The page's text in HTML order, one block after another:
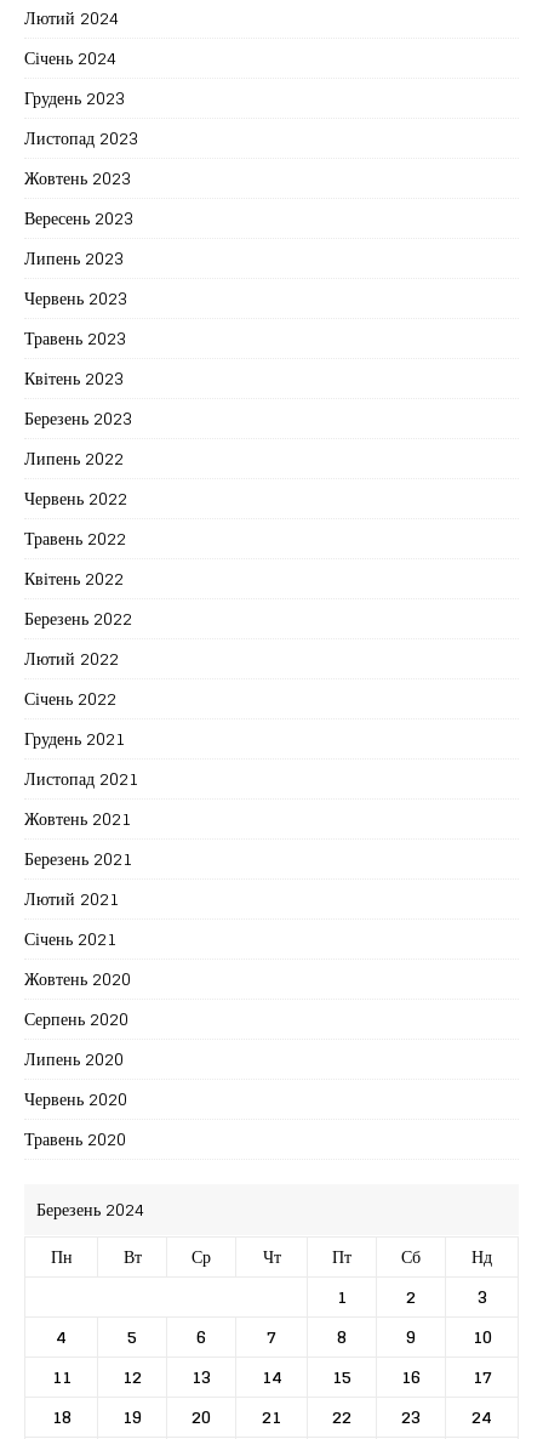
Лютий 2024
Січень 2024
Грудень 2023
Листопад 2023
Жовтень 2023
Вересень 2023
Липень 2023
Червень 2023
Травень 2023
Квітень 2023
Березень 2023
Липень 2022
Червень 2022
Травень 2022
Квітень 2022
Березень 2022
Лютий 2022
Січень 2022
Грудень 2021
Листопад 2021
Жовтень 2021
Березень 2021
Лютий 2021
Січень 2021
Жовтень 2020
Серпень 2020
Липень 2020
Червень 2020
Травень 2020
Березень 2024
Пн
Вт Ср Чт Пт Сб
Нд
1
2
3
4
5 6 7 8 9
10
11
12 13 14 15 16
17
18
19 20 21 22 23 24